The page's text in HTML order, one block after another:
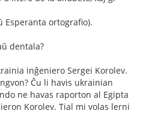
Esperanta ortografio).
dentala?
inĝeniero Sergei Korolev.
Ĉu li havis ukrainian
ne havas raporton al Egipta
Korolev. Tial mi volas lerni